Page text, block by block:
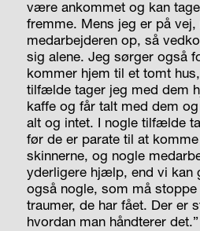
være ankommet og kan
fremme. Mens jeg er på
medarbejderen op, så
sig alene. Jeg sørger også
kommer hjem til et tomt
tilfælde tager jeg med dem
kaffe og får talt med dem
alt og intet. I nogle tilfælde
før de er parate til at
skinnerne, og nogle
yderligere hjælp, end vi kan
også nogle, som må
traumer, de har fået. Der er
hvordan man håndterer det.”